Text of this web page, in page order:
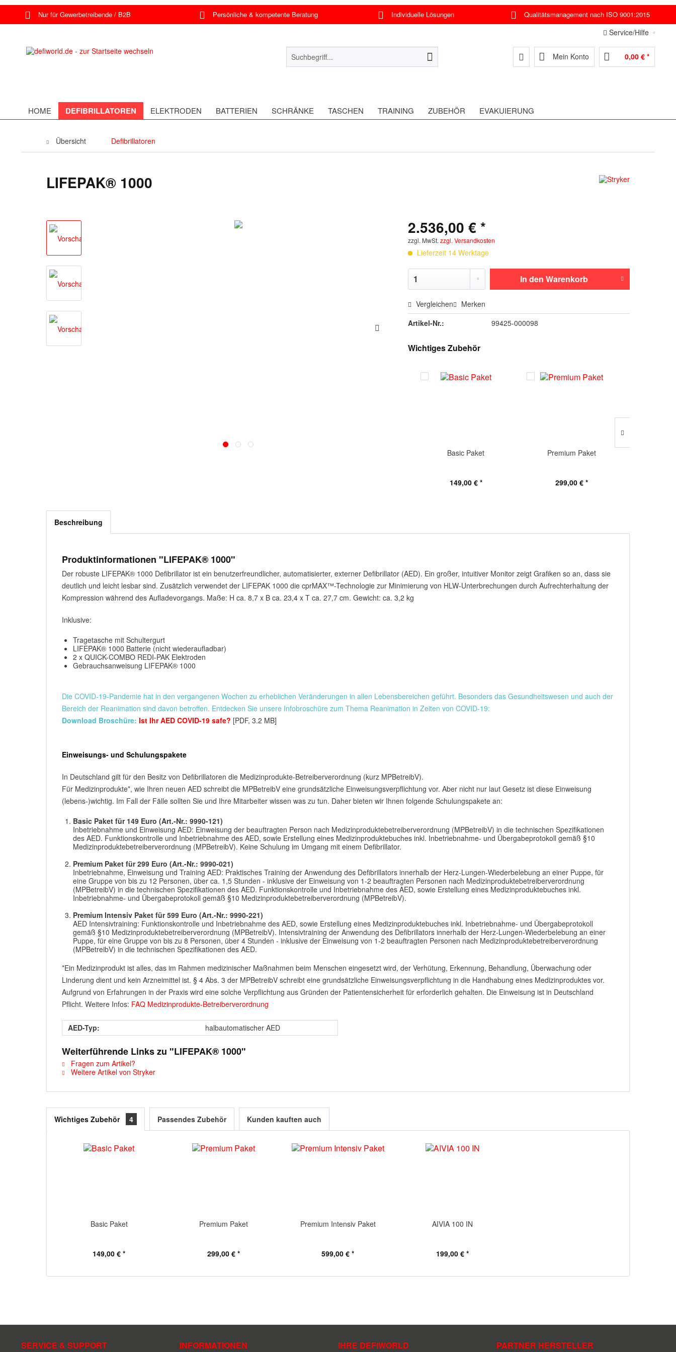
Nur für Gewerbetreibende / B2B Persönliche & kompetente Beratung Individuelle Lösungen Qualitätsmanagement nach ISO 9001:2015
Service/Hilfe
Mein Konto 0,00 € *
HOME DEFIBRILLATOREN ELEKTRODEN BATTERIEN SCHRÄNKE TASCHEN TRAINING ZUBEHÖR EVAKUIERUNG
Übersicht Defibrillatoren
LIFEPAK® 1000
2.536,00 € *
zzgl. MwSt.zzgl. Versandkosten
Lieferzeit 14 Werktage
In den Warenkorb
Vergleichen
Merken
Artikel-Nr.:
99425-000098
Wichtiges Zubehör
Basic Paket
149,00 € *
Premium Paket
299,00 € *
Beschreibung
Produktinformationen "LIFEPAK® 1000"
Der robuste LIFEPAK® 1000 Defibrillator ist ein benutzerfreundlicher, automatisierter, externer Defibrillator (AED). Ein großer, intuitiver Monitor zeigt Grafiken so an, dass sie
deutlich und leicht lesbar sind. Zusätzlich verwendet der LIFEPAK 1000 die cprMAX™-Technologie zur Minimierung von HLW-Unterbrechungen durch Aufrechterhaltung der
Kompression während des Aufladevorgangs. Maße: H ca. 8,7 x B ca. 23,4 x T ca. 27,7 cm. Gewicht: ca. 3,2 kg
Inklusive:
Tragetasche mit Schultergurt
LIFEPAK® 1000 Batterie (nicht wiederaufladbar)
2 x QUICK-COMBO REDI-PAK Elektroden
Gebrauchsanweisung LIFEPAK® 1000
Die COVID-19-Pandemie hat in den vergangenen Wochen zu erheblichen Veränderungen in allen Lebensbereichen geführt. Besonders das Gesundheitswesen und auch der
Bereich der Reanimation sind davon betroffen. Entdecken Sie unsere Infobroschüre zum Thema Reanimation in Zeiten von COVID-19:
Download Broschüre: Ist Ihr AED COVID-19 safe? [PDF, 3.2 MB]
Einweisungs- und Schulungspakete
In Deutschland gilt für den Besitz von Defibrillatoren die Medizinprodukte-Betreiberverordnung (kurz MPBetreibV).
Für Medizinprodukte*, wie Ihren neuen AED schreibt die MPBetreibV eine grundsätzliche Einweisungsverpflichtung vor. Aber nicht nur laut Gesetz ist diese Einweisung
(lebens-)wichtig. Im Fall der Fälle sollten Sie und Ihre Mitarbeiter wissen was zu tun. Daher bieten wir Ihnen folgende Schulungspakete an:
Basic Paket für 149 Euro (Art.-Nr.: 9990-121)
Inbetriebnahme und Einweisung AED: Einweisung der beauftragten Person nach Medizinproduktebetreiberverordnung (MPBetreibV) in die technischen Spezifikationen
des AED. Funktionskontrolle und Inbetriebnahme des AED, sowie Erstellung eines Medizinproduktebuches inkl. Inbetriebnahme- und Übergabeprotokoll gemäß §10
Medizinproduktebetreiberverordnung (MPBetreibV). Keine Schulung im Umgang mit einem Defibrillator.
Premium Paket für 299 Euro (Art.-Nr.: 9990-021)
Inbetriebnahme, Einweisung und Training AED: Praktisches Training der Anwendung des Defibrillators innerhalb der Herz-Lungen-Wiederbelebung an einer Puppe, für
eine Gruppe von bis zu 12 Personen, über ca. 1,5 Stunden - inklusive der Einweisung von 1-2 beauftragten Personen nach Medizinproduktebetreiberverordnung
(MPBetreibV) in die technischen Spezifikationen des AED. Funktionskontrolle und Inbetriebnahme des AED, sowie Erstellung eines Medizinproduktebuches inkl.
Inbetriebnahme- und Übergabeprotokoll gemäß §10 Medizinproduktebetreiberverordnung (MPBetreibV).
Premium Intensiv Paket für 599 Euro (Art.-Nr.: 9990-221)
AED Intensivtraining: Funktionskontrolle und Inbetriebnahme des AED, sowie Erstellung eines Medizinproduktebuches inkl. Inbetriebnahme- und Übergabeprotokoll
gemäß §10 Medizinproduktebetreiberverordnung (MPBetreibV). Intensivtraining der Anwendung des Defibrillators innerhalb der Herz-Lungen-Wiederbelebung an einer
Puppe, für eine Gruppe von bis zu 8 Personen, über 4 Stunden - inklusive der Einweisung von 1-2 beauftragten Personen nach Medizinproduktebetreiberverordnung
(MPBetreibV) in die technischen Spezifikationen des AED.
*Ein Medizinprodukt ist alles, das im Rahmen medizinischer Maßnahmen beim Menschen eingesetzt wird, der Verhütung, Erkennung, Behandlung, Überwachung oder
Linderung dient und kein Arzneimittel ist. § 4 Abs. 3 der MPBetreibV schreibt eine grundsätzliche Einweisungsverpflichtung in die Handhabung eines Medizinproduktes vor.
Aufgrund von Erfahrungen in der Praxis wird eine solche Verpflichtung aus Gründen der Patientensicherheit für erforderlich gehalten. Die Einweisung ist in Deutschland
Pflicht. Weitere Infos: FAQ Medizinprodukte-Betreiberverordnung
AED-Typ: halbautomatischer AED
Weiterführende Links zu "LIFEPAK® 1000"
Fragen zum Artikel?
Weitere Artikel von Stryker
Wichtiges Zubehör 4 Passendes Zubehör Kunden kauften auch
Basic Paket
149,00 € *
Premium Paket
299,00 € *
Premium Intensiv Paket
599,00 € *
AIVIA 100 IN
199,00 € *
SERVICE & SUPPORT INFORMATIONEN IHRE DEFIWORLD PARTNER HERSTELLER